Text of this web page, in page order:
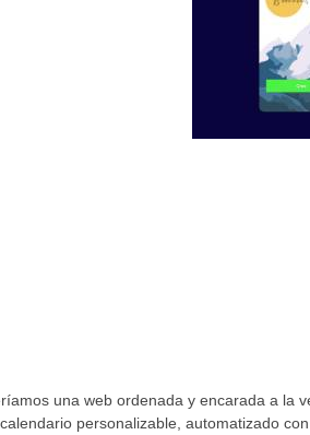
una web ordenada y encarada a la
personalizable, automatizado